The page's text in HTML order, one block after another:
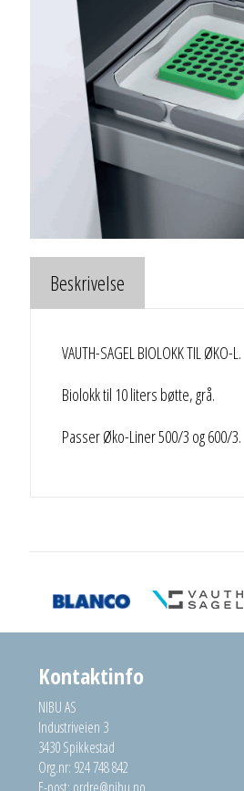
Beskrivelse
VAUTH-SAGEL BIOLOKK TIL ØKO-L.
Biolokk til 10 liters bøtte, grå.
Passer Øko-Liner 500/3 og 600/3.
Kontaktinfo
NIBU AS
Industriveien 3
3430 Spikkestad
Org.nr: 924 748 842